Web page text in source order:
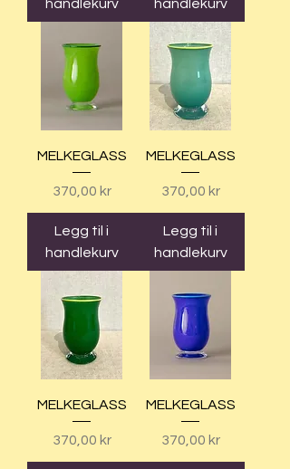
handlekurv
handlekurv
MELKEGLASS
Pris
370,00 kr
Legg til i
handlekurv
MELKEGLASS
Pris
370,00 kr
Legg til i
handlekurv
MELKEGLASS
Pris
370,00 kr
MELKEGLASS
Pris
370,00 kr